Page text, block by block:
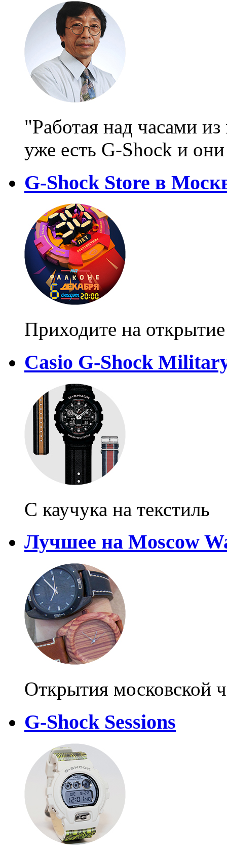
"Работая над часами
уже есть G-Shock и
G-Shock Store в
Приходите на открытие
Casio G-Shock
С каучука на текстиль
Лучшее на Moscow
Открытия московской
G-Shock Sessions